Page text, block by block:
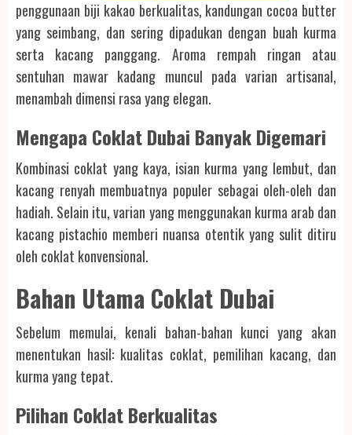
penggunaan biji kakao berkualitas, kandungan cocoa butter
yang seimbang, dan sering dipadukan dengan buah kurma
serta kacang panggang. Aroma rempah ringan atau
sentuhan mawar kadang muncul pada varian artisanal,
menambah dimensi rasa yang elegan.
Mengapa Coklat Dubai Banyak Digemari
Kombinasi coklat yang kaya, isian kurma yang lembut, dan
kacang renyah membuatnya populer sebagai oleh-oleh dan
hadiah. Selain itu, varian yang menggunakan kurma arab dan
kacang pistachio memberi nuansa otentik yang sulit ditiru
oleh coklat konvensional.
Bahan Utama Coklat Dubai
Sebelum memulai, kenali bahan-bahan kunci yang akan
menentukan hasil: kualitas coklat, pemilihan kacang, dan
kurma yang tepat.
Pilihan Coklat Berkualitas